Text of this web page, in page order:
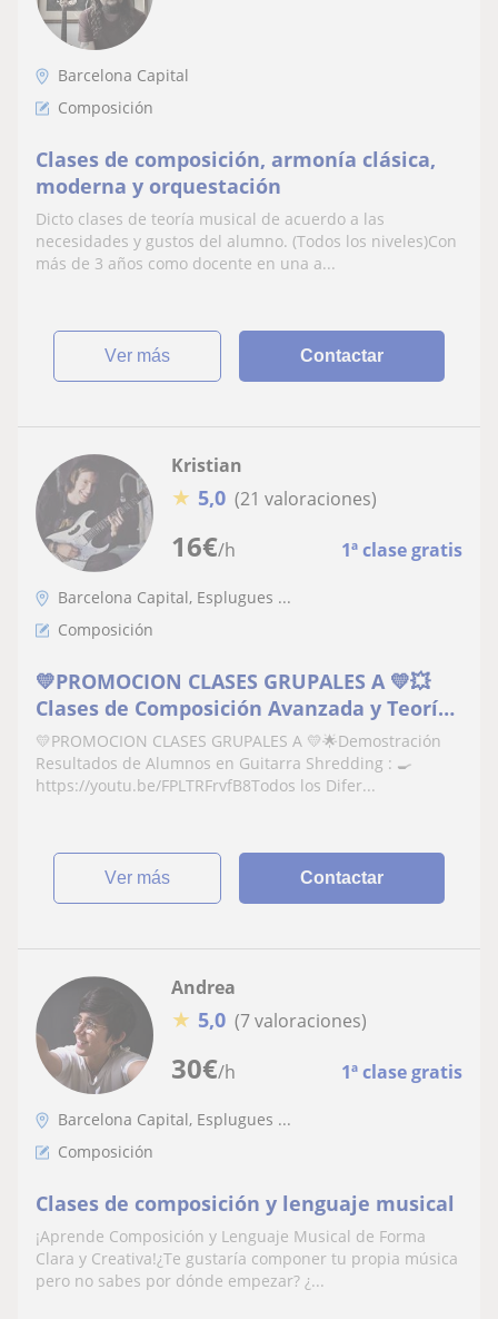
Barcelona Capital
Composición
Clases de composición, armonía clásica,
moderna y orquestación
Dicto clases de teoría musical de acuerdo a las
necesidades y gustos del alumno. (Todos los niveles)Con
más de 3 años como docente en una a...
ver más Contactar
16€/h 1ª clase gratis
Kristian
★ 5,0 (21 valoraciones)
Barcelona Capital, Esplugues ...
Composición
💛PROMOCION CLASES GRUPALES A 💛💥
Clases de Composición Avanzada y Teoría
Musical - Aprende las ultimas técnicas
compositivas
💛PROMOCION CLASES GRUPALES A 💛🌟Demostración
Resultados de Alumnos en Guitarra Shredding : 🍳
https://youtu.be/FPLTRFrvfB8Todos los Difer...
ver más Contactar
30€/h 1ª clase gratis
Andrea
★ 5,0 (7 valoraciones)
Barcelona Capital, Esplugues ...
Composición
Clases de composición y lenguaje musical
¡Aprende Composición y Lenguaje Musical de Forma
Clara y Creativa!¿Te gustaría componer tu propia música
pero no sabes por dónde empezar? ¿...